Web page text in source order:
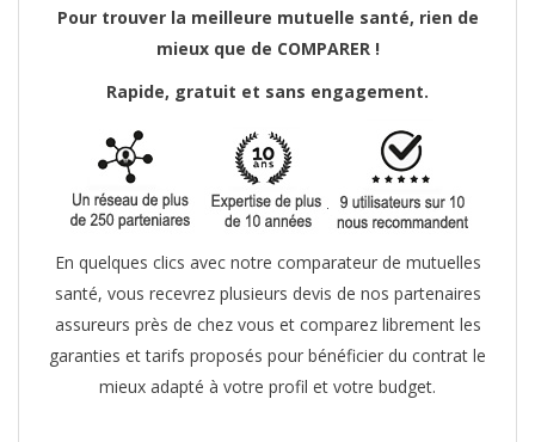
Pour trouver la meilleure mutuelle santé, rien de
mieux que de COMPARER !
Rapide, gratuit et sans engagement.
En quelques clics avec notre comparateur de mutuelles
santé, vous recevrez plusieurs devis de nos partenaires
assureurs près de chez vous et comparez librement les
garanties et tarifs proposés pour bénéficier du contrat le
mieux adapté à votre profil et votre budget.